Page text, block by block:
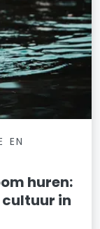
EN
huren:
in